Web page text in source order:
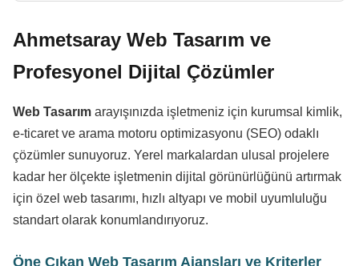
Ahmetsaray Web Tasarım ve
Profesyonel Dijital Çözümler
Web Tasarım arayışınızda işletmeniz için kurumsal kimlik,
e-ticaret ve arama motoru optimizasyonu (SEO) odaklı
çözümler sunuyoruz. Yerel markalardan ulusal projelere
kadar her ölçekte işletmenin dijital görünürlüğünü artırmak
için özel web tasarımı, hızlı altyapı ve mobil uyumluluğu
standart olarak konumlandırıyoruz.
Öne Çıkan Web Tasarım Ajansları ve Kriterler